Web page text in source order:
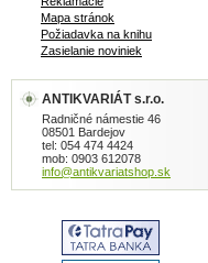
Mapa stránok
Požiadavka na knihu
Zasielanie noviniek
ANTIKVARIÁT s.r.o.
Radničné námestie 46
08501 Bardejov
tel: 054 474 4424
mob: 0903 612078
info@antikvariatshop.sk